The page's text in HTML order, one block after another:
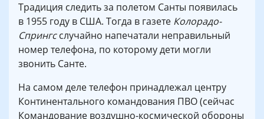
Традиция следить за полетом Санты появилась
в 1955 году в США. Тогда в газете Колорадо-
Спрингсслучайно напечатали неправильный
номер телефона, по которому дети могли
звонить Санте.
На самом деле телефон принадлежал центру
Континентального командования ПВО (сейчас
Командование воздушно-космической обороны